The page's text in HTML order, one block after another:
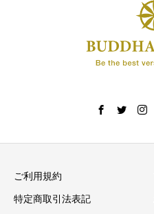
ご利用規約
特定商取引法表記